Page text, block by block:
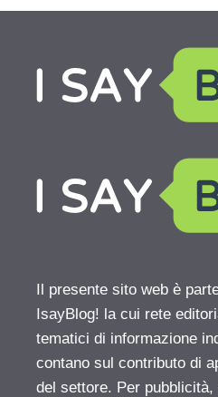
Il presente sito web è
IsayBlog! la cui rete
tematici di informazione
contano sul contributo di
del settore. Per